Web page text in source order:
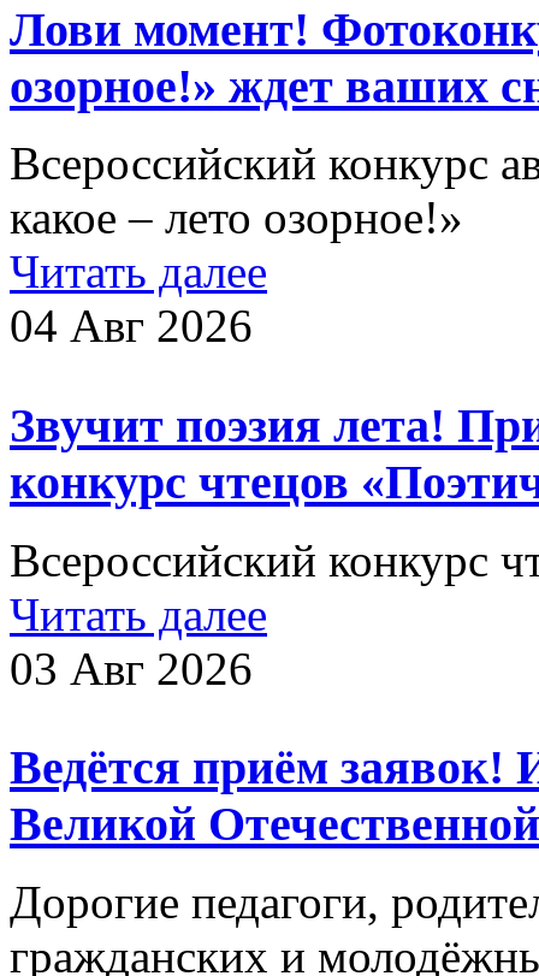
Лови момент!
озорное!» ждет ваших
Всероссийский конкурс
какое – лето озорное!»
Читать далее
04 Авг 2026
Звучит поэзия лета!
конкурс чтецов
Всероссийский конкурс
Читать далее
03 Авг 2026
Ведётся приём заявок!
Великой
Дорогие педагоги,
гражданских и